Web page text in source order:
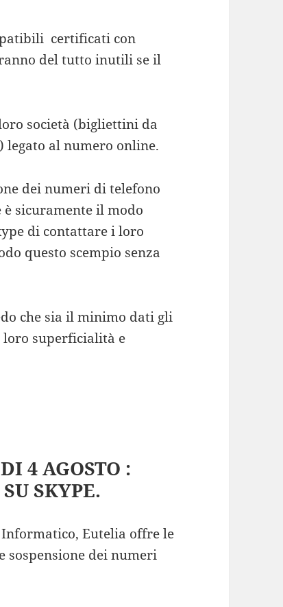
certificati con
del tutto inutili se il
società (bigliettini da
al numero online.
dei numeri di telefono
sicuramente il modo
di contattare i loro
questo scempio senza
che sia il minimo dati gli
loro superficialità e
4 AGOSTO :
SKYPE.
Eutelia offre le
dei numeri